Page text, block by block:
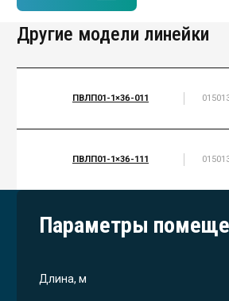
Другие модели линейки
ПВЛП01-1×36-011
ПВЛП01-1×36-111
Параметры
Длина, м